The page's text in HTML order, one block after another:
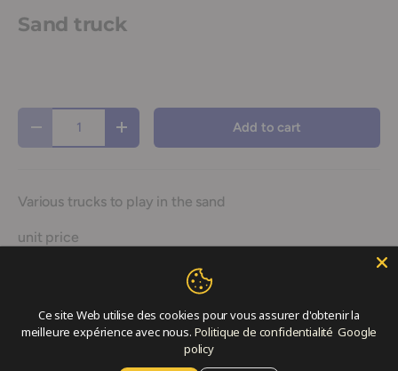
Sand truck
- + Add to cart
Various trucks to play in the sand
unit price
Join our newsletter
Sign up now for news and special offers!
Ce site Web utilise des cookies pour vous assurer d'obtenir la
meilleure expérience avec nous. Politique de confidentialité Google
policy